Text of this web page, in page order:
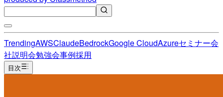
TrendingAWSClaudeBedrockGoogle CloudAzureセミナー会
社説明会勉強会事例採用
目次